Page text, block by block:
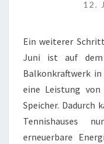
12.
Ein weiterer
Juni ist auf dem
Balkonkraftwerk
eine Leistung
Speicher. Dadurch
Tennishauses
erneuerbare